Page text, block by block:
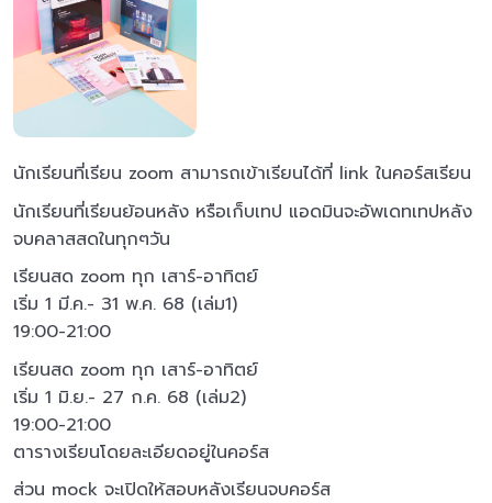
นักเรียนที่เรียน zoom สามารถเข้าเรียนได้ที่ link ในคอร์สเรียน
นักเรียนที่เรียนย้อนหลัง หรือเก็บเทป แอดมินจะอัพเดทเทปหลัง
จบคลาสสดในทุกๆวัน
เรียนสด zoom ทุก เสาร์-อาทิตย์
เริ่ม 1 มี.ค.- 31 พ.ค. 68 (เล่ม1)
19:00-21:00
เรียนสด zoom ทุก เสาร์-อาทิตย์
เริ่ม 1 มิ.ย.- 27 ก.ค. 68 (เล่ม2)
19:00-21:00
ตารางเรียนโดยละเอียดอยู่ในคอร์ส
ส่วน mock จะเปิดให้สอบหลังเรียนจบคอร์ส